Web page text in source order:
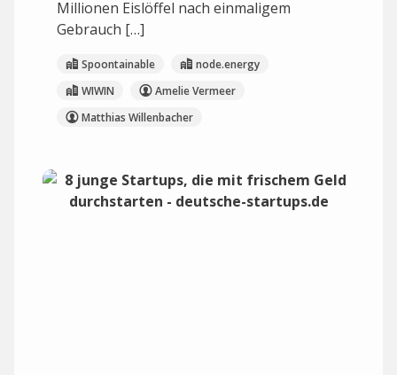
Millionen Eislöffel nach einmaligem
Gebrauch […]
Spoontainable
node.energy
WIWIN
Amelie Vermeer
Matthias Willenbacher